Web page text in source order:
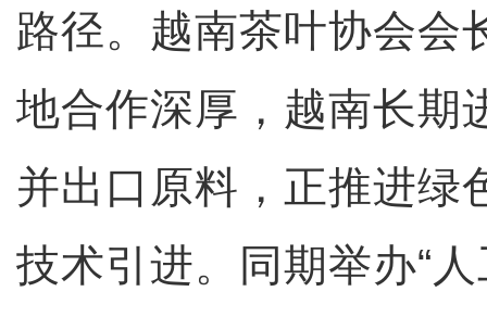
路径。越南茶叶协会会
地合作深厚，越南长期
并出口原料，正推进绿
技术引进。同期举办“